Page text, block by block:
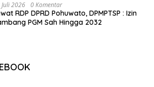
2026 0 Komentar
RDP DPRD Pohuwato, DPMPTSP : Izin
PGM Sah Hingga 2032